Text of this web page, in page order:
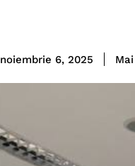
noiembrie 6, 2025